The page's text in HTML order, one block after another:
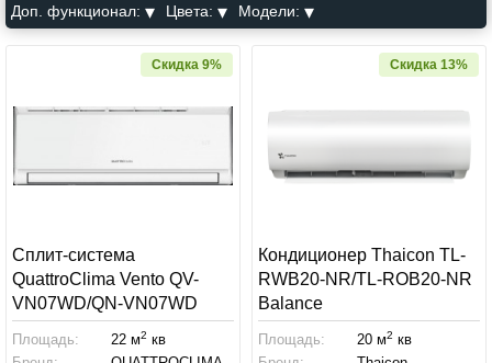
Доп. функционал:
Цвета: Модели:
Скидка 9%
Сплит-система
QuattroClima Vento QV-
VN07WD/QN-VN07WD
Площадь: 22 м2 кв
Скидка 13%
Кондиционер Thaicon TL-
RWB20-NR/TL-ROB20-NR
Balance
Площадь: 20 м2 кв